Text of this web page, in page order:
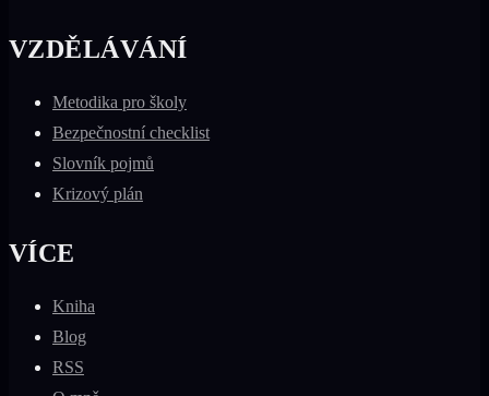
VZDĚLÁVÁNÍ
Metodika pro školy
Bezpečnostní checklist
Slovník pojmů
Krizový plán
VÍCE
Kniha
Blog
RSS